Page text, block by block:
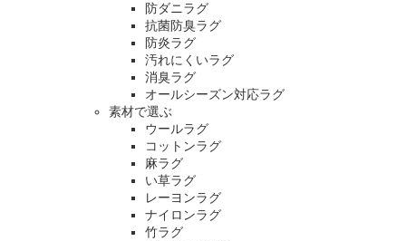
防ダニラグ
抗菌防臭ラグ
防炎ラグ
汚れにくいラグ
消臭ラグ
オールシーズン対応ラグ
素材で選ぶ
ウールラグ
コットンラグ
麻ラグ
い草ラグ
レーヨンラグ
ナイロンラグ
竹ラグ